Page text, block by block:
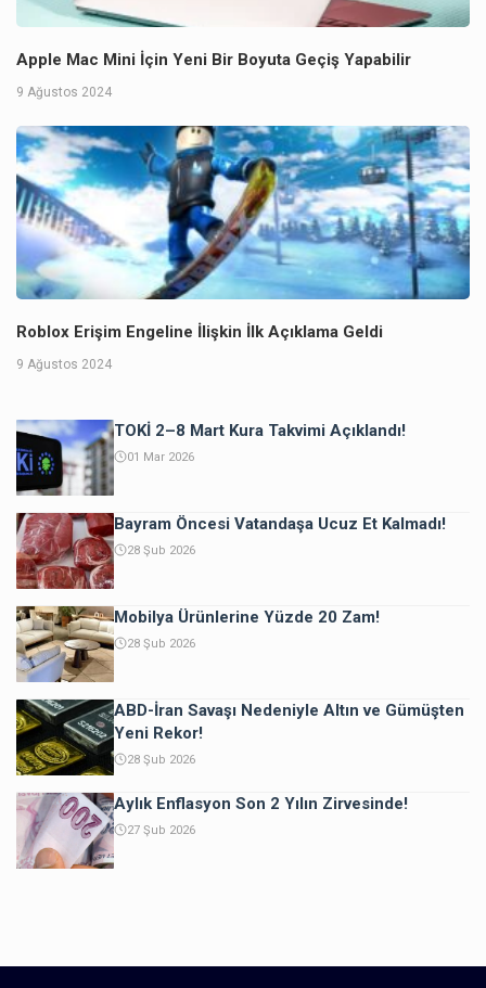
Apple Mac Mini İçin Yeni Bir Boyuta Geçiş Yapabilir
9 Ağustos 2024
Roblox Erişim Engeline İlişkin İlk Açıklama Geldi
9 Ağustos 2024
TOKİ 2–8 Mart Kura Takvimi Açıklandı!
01 Mar 2026
Bayram Öncesi Vatandaşa Ucuz Et Kalmadı!
28 Şub 2026
Mobilya Ürünlerine Yüzde 20 Zam!
28 Şub 2026
ABD-İran Savaşı Nedeniyle Altın ve Gümüşten
Yeni Rekor!
28 Şub 2026
Aylık Enflasyon Son 2 Yılın Zirvesinde!
27 Şub 2026